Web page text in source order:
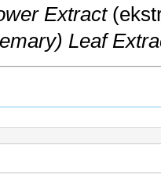
Extract
Leaf